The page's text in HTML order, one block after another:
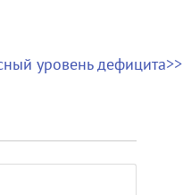
уровень дефицита>>